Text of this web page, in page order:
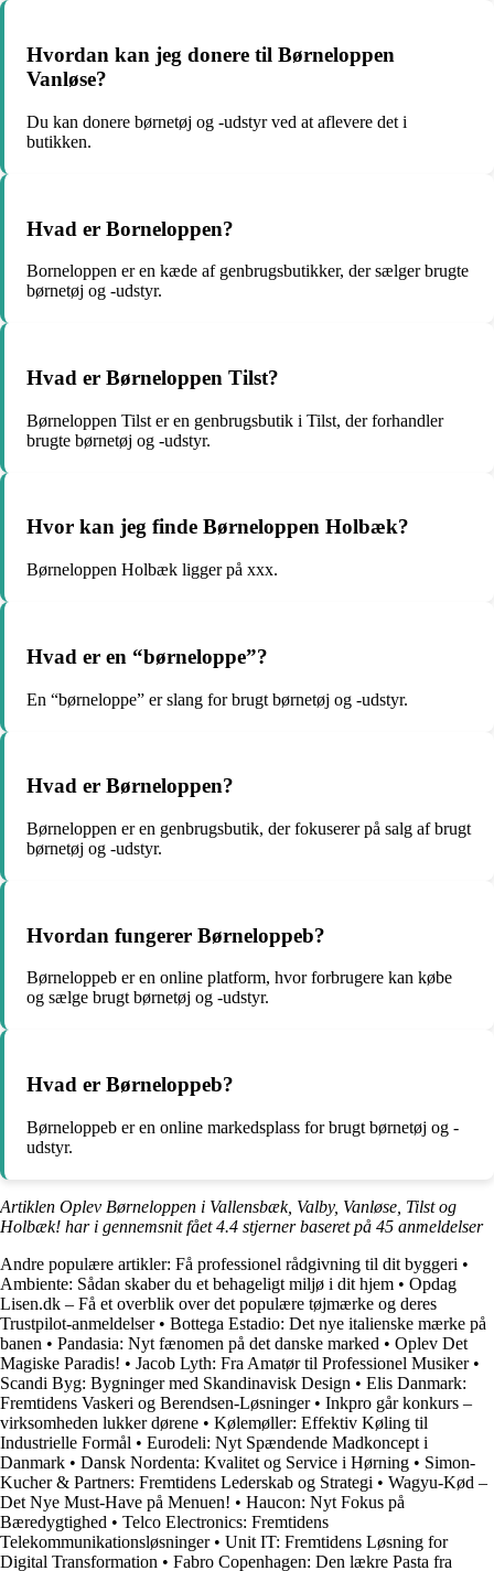
Hvordan kan jeg donere til Børneloppen
Vanløse?
Du kan donere børnetøj og -udstyr ved at aflevere det i
butikken.
Hvad er Borneloppen?
Borneloppen er en kæde af genbrugsbutikker, der sælger brugte
børnetøj og -udstyr.
Hvad er Børneloppen Tilst?
Børneloppen Tilst er en genbrugsbutik i Tilst, der forhandler
brugte børnetøj og -udstyr.
Hvor kan jeg finde Børneloppen Holbæk?
Børneloppen Holbæk ligger på xxx.
Hvad er en “børneloppe”?
En “børneloppe” er slang for brugt børnetøj og -udstyr.
Hvad er Børneloppen?
Børneloppen er en genbrugsbutik, der fokuserer på salg af brugt
børnetøj og -udstyr.
Hvordan fungerer Børneloppeb?
Børneloppeb er en online platform, hvor forbrugere kan købe
og sælge brugt børnetøj og -udstyr.
Hvad er Børneloppeb?
Børneloppeb er en online markedsplass for brugt børnetøj og -
udstyr.
Artiklen Oplev Børneloppen i Vallensbæk, Valby, Vanløse, Tilst og
Holbæk! har i gennemsnit fået4.4 stjerner baseret på 45 anmeldelser
Andre populære artikler: Få professionel rådgivning til dit byggeri •
Ambiente: Sådan skaber du et behageligt miljø i dit hjem • Opdag
Lisen.dk – Få et overblik over det populære tøjmærke og deres
Trustpilot-anmeldelser• Bottega Estadio: Det nye italienske mærke på
banen • Pandasia: Nyt fænomen på det danske marked • Oplev Det
Magiske Paradis! • Jacob Lyth: Fra Amatør til Professionel Musiker•
Scandi Byg: Bygninger med Skandinavisk Design • Elis Danmark:
Fremtidens Vaskeri og Berendsen-Løsninger• Inkpro går konkurs –
virksomheden lukker dørene • Kølemøller: Effektiv Køling til
Industrielle Formål • Eurodeli: Nyt Spændende Madkoncept i
Danmark • Dansk Nordenta: Kvalitet og Service i Hørning • Simon-
Kucher & Partners: Fremtidens Lederskab og Strategi • Wagyu-Kød –
Det Nye Must-Have på Menuen! • Haucon: Nyt Fokus på
Bæredygtighed • Telco Electronics: Fremtidens
Telekommunikationsløsninger• Unit IT: Fremtidens Løsning for
Digital Transformation • Fabro Copenhagen: Den lækre Pasta fra